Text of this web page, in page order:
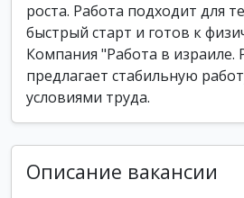
роста. Работа подходит для
быстрый старт и готов к
Компания "Работа в израиле.
предлагает стабильную
условиями труда.
Описание вакансии